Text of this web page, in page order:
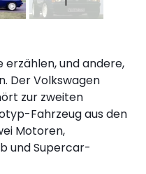
erzählen, und andere,
Der Volkswagen
zur zweiten
Fahrzeug aus den
Motoren,
und Supercar-